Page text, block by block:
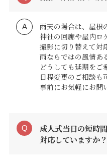
雨天の場合は、屋根
神社の回廊や屋内ロ
撮影に切り替えて対
雨ならではの風情あ
どうしても延期をご
日程変更のご相談も
事前にお気軽にお問
成人式当日の短時
対応していますか？